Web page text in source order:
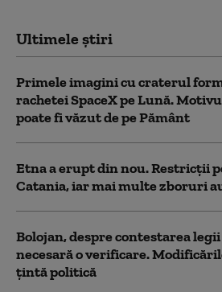
Ultimele știri
Primele imagini cu craterul
rachetei SpaceX pe Lună.
poate fi văzut de pe Pământ
Etna a erupt din nou. Restricții
Catania, iar mai multe zboruri
Bolojan, despre contestarea legii
necesară o verificare.
țintă politică